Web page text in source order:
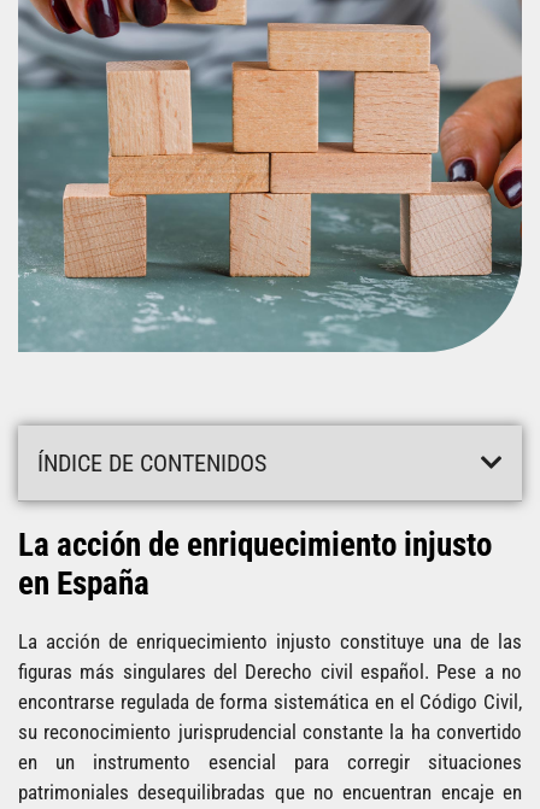
ÍNDICE DE CONTENIDOS
La acción de enriquecimiento injusto
en España
La acción de enriquecimiento injusto constituye una de las
figuras más singulares del Derecho civil español. Pese a no
encontrarse regulada de forma sistemática en el Código Civil,
su reconocimiento jurisprudencial constante la ha convertido
en un instrumento esencial para corregir situaciones
patrimoniales desequilibradas que no encuentran encaje en